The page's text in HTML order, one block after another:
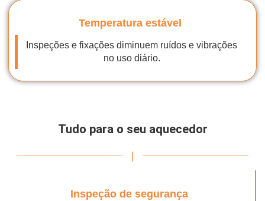
Temperatura estável
Inspeções e fixações diminuem ruídos e vibrações
no uso diário.
Tudo para o seu aquecedor
Inspeção de segurança